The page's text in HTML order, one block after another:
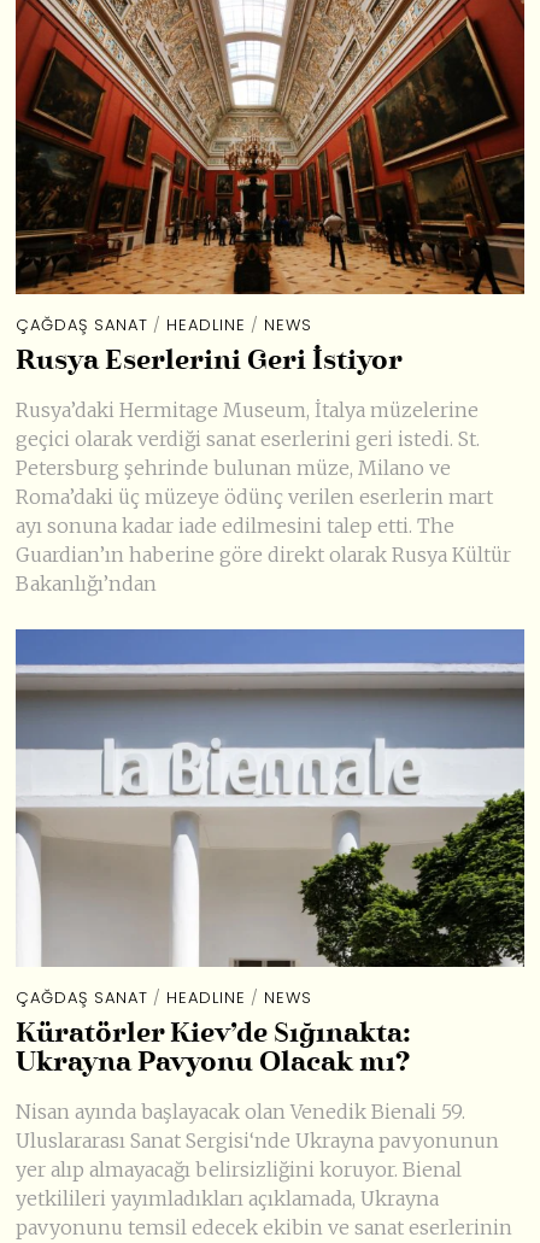
ÇAĞDAŞ SANAT / HEADLINE / NEWS
Rusya Eserlerini Geri İstiyor
Rusya’daki Hermitage Museum, İtalya müzelerine
geçici olarak verdiği sanat eserlerini geri istedi. St.
Petersburg şehrinde bulunan müze, Milano ve
Roma’daki üç müzeye ödünç verilen eserlerin mart
ayı sonuna kadar iade edilmesini talep etti. The
Guardian’ın haberine göre direkt olarak Rusya Kültür
Bakanlığı’ndan
ÇAĞDAŞ SANAT / HEADLINE / NEWS
Küratörler Kiev’de Sığınakta:
Ukrayna Pavyonu Olacak mı?
Nisan ayında başlayacak olan Venedik Bienali 59.
Uluslararası Sanat Sergisi‘nde Ukrayna pavyonunun
yer alıp almayacağı belirsizliğini koruyor. Bienal
yetkilileri yayımladıkları açıklamada, Ukrayna
pavyonunu temsil edecek ekibin ve sanat eserlerinin